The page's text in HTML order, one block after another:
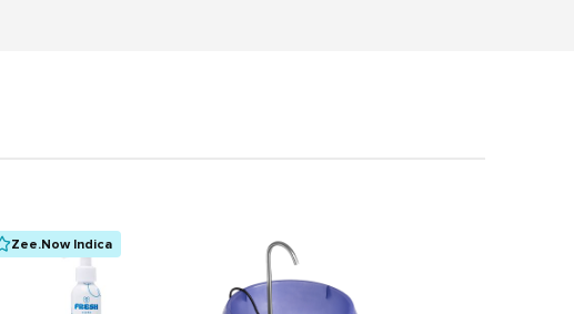
Zee.Now Indica